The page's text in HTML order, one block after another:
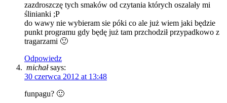
zazdroszczę tych smaków od czytania których oszalały mi
ślinianki ;P
do wawy nie wybieram sie póki co ale już wiem jaki będzie
punkt programu gdy będę już tam przchodził przypadkowo z
tragarzami 🙂
Odpowiedz
michał says:
30 czerwca 2012 at 13:48
funpagu? 🙂